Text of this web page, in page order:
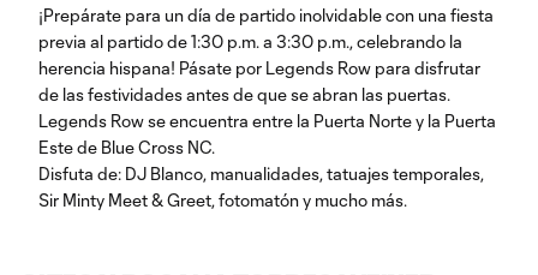
¡Prepárate para un día de partido inolvidable con una fiesta
previa al partido de 1:30 p.m. a 3:30 p.m., celebrando la
herencia hispana! Pásate por Legends Row para disfrutar
de las festividades antes de que se abran las puertas.
Legends Row se encuentra entre la Puerta Norte y la Puerta
Este de Blue Cross NC.
Disfuta de: DJ Blanco, manualidades, tatuajes temporales,
Sir Minty Meet & Greet, fotomatón y mucho más.